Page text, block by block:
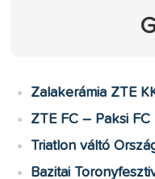
Zalakerámia ZTE
ZTE FC – Paksi FC
Triatlon váltó
Bazitai